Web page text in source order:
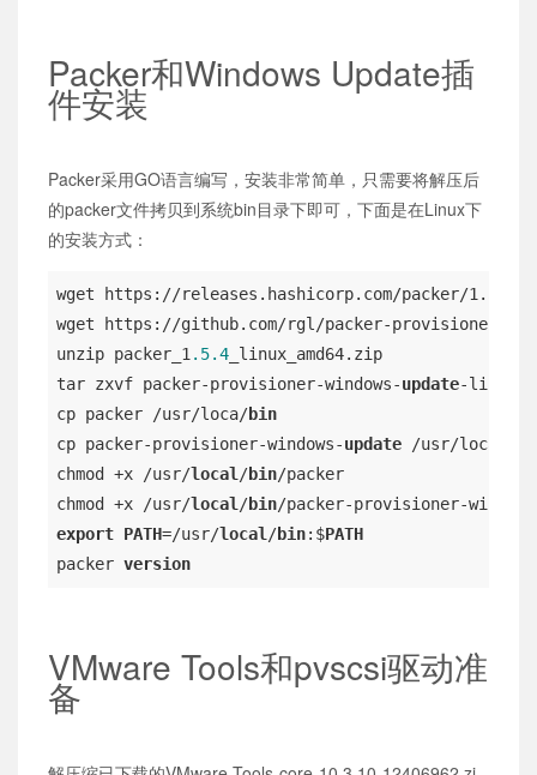
Packer和Windows Update插
件安装
Packer采用GO语言编写，安装非常简单，只需要将解压后
的packer文件拷贝到系统bin目录下即可，下面是在Linux下
的安装方式：
wget https://releases.hashicorp.com/packer/1.5.4/
wget https://github.com/rgl/packer-provisioner-
unzip packer_1 .5.4 _linux_amd64.zip
tar zxvf packer-provisioner-windows-update-
cp packer /usr/loca/bin
cp packer-provisioner-windows-update /usr/loca/
chmod +x /usr/local /bin/packer
chmod +x /usr/local /bin/packer-provisioner-
export PATH=/usr/local /bin:$PATH
packer version
VMware Tools和pvscsi驱动准
备